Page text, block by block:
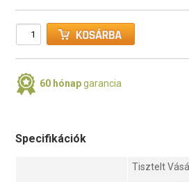
60 hónapgarancia
Specifikációk
Tisztelt